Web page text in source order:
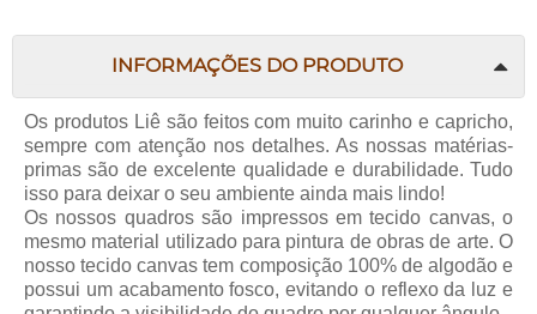
INFORMAÇÕES DO PRODUTO
Os produtos Liê são feitos com muito carinho e capricho,
sempre com atenção nos detalhes. As nossas matérias-
primas são de excelente qualidade e durabilidade. Tudo
isso para deixar o seu ambiente ainda mais lindo!
Os nossos quadros são impressos em tecido canvas, o
mesmo material utilizado para pintura de obras de arte. O
nosso tecido canvas tem composição 100% de algodão e
possui um acabamento fosco, evitando o reflexo da luz e